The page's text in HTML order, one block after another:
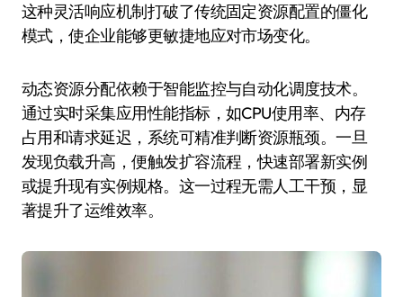
这种灵活响应机制打破了传统固定资源配置的僵化
模式，使企业能够更敏捷地应对市场变化。
动态资源分配依赖于智能监控与自动化调度技术。
通过实时采集应用性能指标，如CPU使用率、内存
占用和请求延迟，系统可精准判断资源瓶颈。一旦
发现负载升高，便触发扩容流程，快速部署新实例
或提升现有实例规格。这一过程无需人工干预，显
著提升了运维效率。